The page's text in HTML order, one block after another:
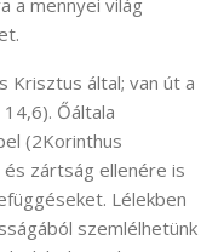
Krisztus által; van út a
Őáltala
(2Korinthus
zártság ellenére is
Lélekben
szemlélhetünk